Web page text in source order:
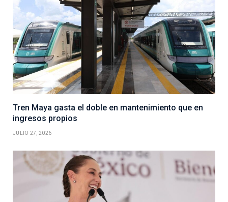
Tren Maya gasta el doble en mantenimiento que en
ingresos propios
JULIO 27, 2026